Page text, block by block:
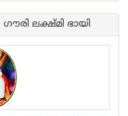
ലക്ഷ്മി ഭായി